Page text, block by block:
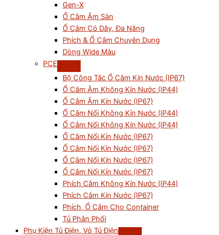
Gen-X
Ổ Cắm Âm Sàn
Ổ Cắm Có Dây, Đa Năng
Phích & Ổ Cắm Chuyên Dụng
Dòng Wide Màu
PCE
Bộ Công Tắc Ổ Cắm Kín Nước (IP67)
Ổ Cắm Âm Không Kín Nước (IP44)
Ổ Cắm Âm Kín Nước (IP67)
Ổ Cắm Nối Không Kín Nước (IP44)
Ổ Cắm Nổi Không Kín Nước (IP44)
Ổ Cắm Nổi Kín Nước (IP67)
Ổ Cắm Nối Kín Nước (IP67)
Ổ Cắm Nổi Kín Nước (IP67)
Ổ Cắm Nối Kín Nước (IP67)
Phích Cắm Không Kín Nước (IP44)
Phích Cắm Kín Nước (IP67)
Phích, Ổ Cắm Cho Container
Tủ Phân Phối
Phụ Kiện Tủ Điện, Vỏ Tủ Điện